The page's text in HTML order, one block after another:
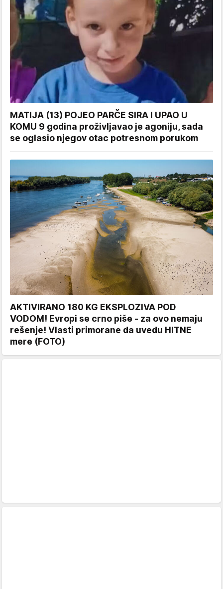
MATIJA (13) POJEO PARČE SIRA I UPAO U
KOMU 9 godina proživljavao je agoniju, sada
se oglasio njegov otac potresnom porukom
AKTIVIRANO 180 KG EKSPLOZIVA POD
VODOM! Evropi se crno piše - za ovo nemaju
rešenje! Vlasti primorane da uvedu HITNE
mere (FOTO)